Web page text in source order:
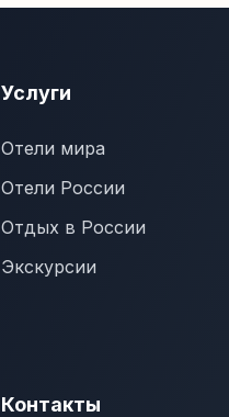
Услуги
Отели мира
Отели России
Отдых в России
Экскурсии
Контакты